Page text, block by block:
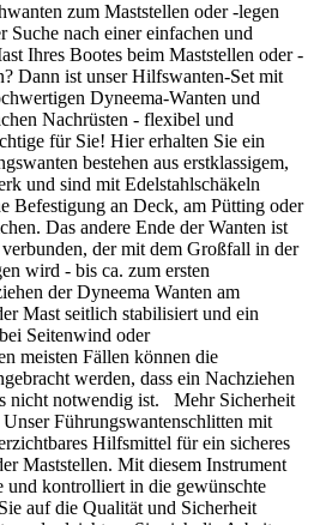
zum Maststellen oder -legen
nach einer einfachen und
Ihres Bootes beim Maststellen oder -
Dann ist unser Hilfswanten-Set mit
Dyneema-Wanten und
Nachrüsten - flexibel und
für Sie! Hier erhalten Sie ein
bestehen aus erstklassigem,
und sind mit Edelstahlschäkeln
Befestigung an Deck, am Pütting oder
Das andere Ende der Wanten ist
der mit dem Großfall in der
wird - bis ca. zum ersten
der Dyneema Wanten am
Mast seitlich stabilisiert und ein
Seitenwind oder
meisten Fällen können die
werden, dass ein Nachziehen
nicht notwendig ist. Mehr Sicherheit
Führungswantenschlitten mit
Hilfsmittel für ein sicheres
Maststellen. Mit diesem Instrument
und kontrolliert in die gewünschte
auf die Qualität und Sicherheit